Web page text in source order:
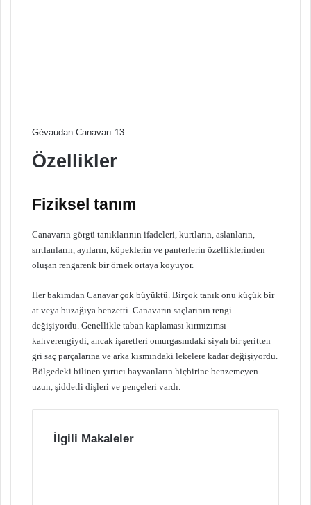
Gévaudan Canavarı 13
Özellikler
Fiziksel tanım
Canavarın görgü tanıklarının ifadeleri, kurtların, aslanların,
sırtlanların, ayıların, köpeklerin ve panterlerin özelliklerinden
oluşan rengarenk bir örnek ortaya koyuyor.
Her bakımdan Canavar çok büyüktü. Birçok tanık onu küçük bir
at veya buzağıya benzetti. Canavarın saçlarının rengi
değişiyordu. Genellikle taban kaplaması kırmızımsı
kahverengiydi, ancak işaretleri omurgasındaki siyah bir şeritten
gri saç parçalarına ve arka kısmındaki lekelere kadar değişiyordu.
Bölgedeki bilinen yırtıcı hayvanların hiçbirine benzemeyen
uzun, şiddetli dişleri ve pençeleri vardı.
İlgili Makaleler